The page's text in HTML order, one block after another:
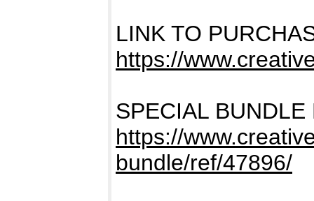
LINK TO
https://
SPECIAL BUNDLE
https://
bundle/ref/47896/